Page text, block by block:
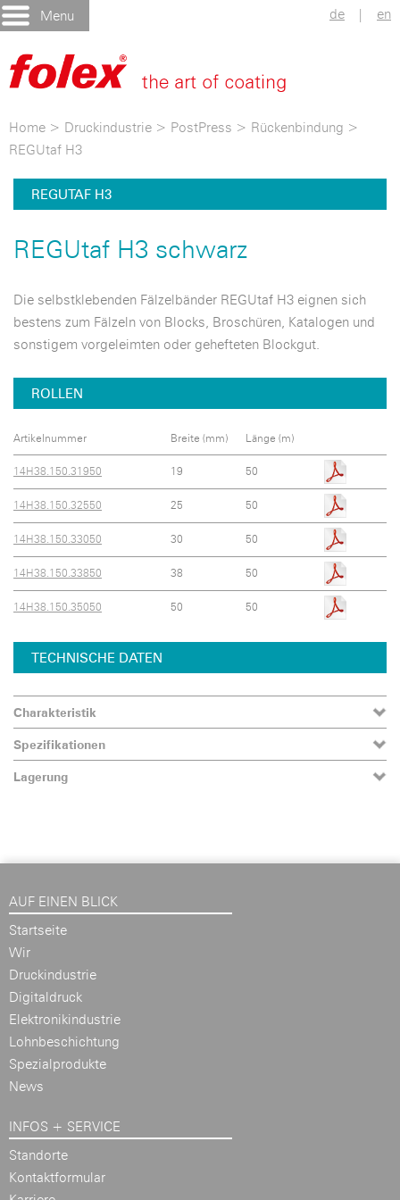
Menu de | en
Home > Druckindustrie > PostPress > Rückenbindung >
REGUtaf H3
REGUTAF H3
REGUtaf H3 schwarz
Die selbstklebenden Fälzelbänder REGUtaf H3 eignen sich
bestens zum Fälzeln von Blocks, Broschüren, Katalogen und
sonstigem vorgeleimten oder gehefteten Blockgut.
ROLLEN
Artikelnummer Breite (mm) Länge (m)
14H38.150.31950 19 50
14H38.150.32550 25 50
14H38.150.33050 30 50
14H38.150.33850 38 50
14H38.150.35050 50 50
TECHNISCHE DATEN
Charakteristik
Spezifikationen
Lagerung
AUF EINEN BLICK
Startseite
Wir
Druckindustrie
Digitaldruck
Elektronikindustrie
Lohnbeschichtung
Spezialprodukte
News
INFOS + SERVICE
Standorte
Kontaktformular